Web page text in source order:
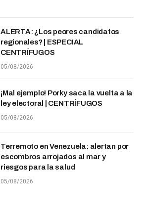
ALERTA: ¿Los peores candidatos
regionales? | ESPECIAL
CENTRÍFUGOS
05/08/2026
¡Mal ejemplo! Porky saca la vuelta a la
ley electoral | CENTRÍFUGOS
05/08/2026
Terremoto en Venezuela: alertan por
escombros arrojados al mar y
riesgos para la salud
05/08/2026